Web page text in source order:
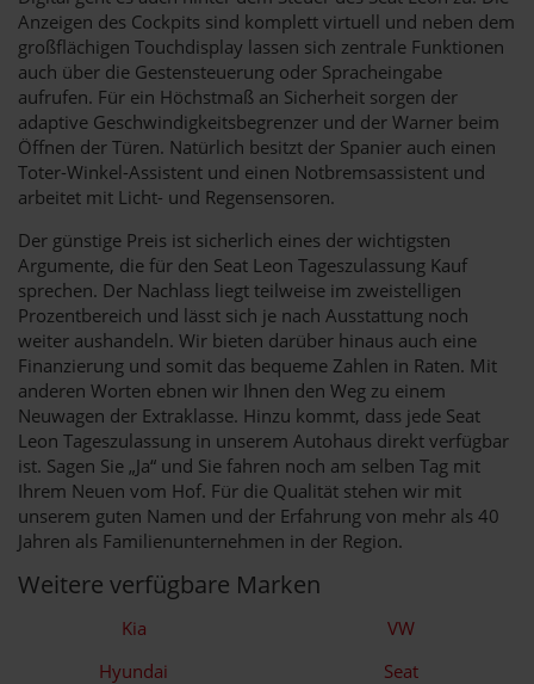
Anzeigen des Cockpits sind komplett virtuell und neben dem
großflächigen Touchdisplay lassen sich zentrale Funktionen
auch über die Gestensteuerung oder Spracheingabe
aufrufen. Für ein Höchstmaß an Sicherheit sorgen der
adaptive Geschwindigkeitsbegrenzer und der Warner beim
Öffnen der Türen. Natürlich besitzt der Spanier auch einen
Toter-Winkel-Assistent und einen Notbremsassistent und
arbeitet mit Licht- und Regensensoren.
Der günstige Preis ist sicherlich eines der wichtigsten
Argumente, die für den Seat Leon Tageszulassung Kauf
sprechen. Der Nachlass liegt teilweise im zweistelligen
Prozentbereich und lässt sich je nach Ausstattung noch
weiter aushandeln. Wir bieten darüber hinaus auch eine
Finanzierung und somit das bequeme Zahlen in Raten. Mit
anderen Worten ebnen wir Ihnen den Weg zu einem
Neuwagen der Extraklasse. Hinzu kommt, dass jede Seat
Leon Tageszulassung in unserem Autohaus direkt verfügbar
ist. Sagen Sie „Ja“ und Sie fahren noch am selben Tag mit
Ihrem Neuen vom Hof. Für die Qualität stehen wir mit
unserem guten Namen und der Erfahrung von mehr als 40
Jahren als Familienunternehmen in der Region.
Weitere verfügbare Marken
Kia
VW
Hyundai
Seat